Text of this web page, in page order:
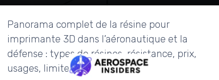
Panorama complet de la résine pour
imprimante 3D dans l’aéronautique et la
défense : types de résines, résistance, prix,
usages, limites et perspectives.